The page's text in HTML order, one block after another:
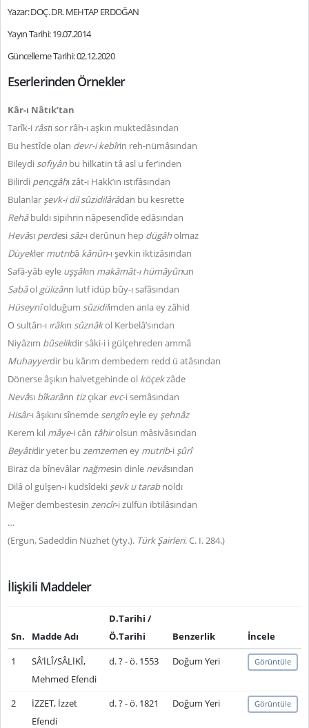
Yazar: DOÇ. DR. MEHTAP ERDOĞAN
Yayın Tarihi: 19.07.2014
Güncelleme Tarihi: 02.12.2020
Eserlerinden Örnekler
Kâr-ı Nâtık’tan
Tarîk-i râstı sor râh-ı aşkın muktedâsından
Bu hestîde olan devr-i kebîrin reh-nümâsından
Bileydi sofiyân bu hilkatin tâ asl u fer’inden
Bilirdi pencgâhı zât-ı Hakk’ın ıstıfâsından
Bulanlar şevk-i dil sûzidilârâdan bu kesrette
Rehâbuldı sipihrin nâpesendîde edâsından
Hevâsı perdesi sâz-ı derûnun hep dügâholmaz
Düyekler mutrıbâ kânûn-ı şevkin iktizâsından
Safâ-yâb eyle uşşâkın makâmât-ı hümâyûnun
Sabâol gülizârın lutf idüp bûy-ı safâsından
Hüseynîolduğum sûzidilimden anla ey zâhid
O sultân-ı ırâkın sûznâkol Kerbelâ’sından
Niyâzım bûselikdir sâki-i i gülçehreden ammâ
Muhayyerdir bu kârım dembedem redd ü atâsından
Dönerse âşıkın halvetgehinde ol köçekzâde
Nevâsı bîkarârın tizçıkar evc-i semâsından
Hisâr-ı âşıkını sînemde sengîneyle ey şehnâz
Kerem kıl mâye-i cân tâhirolsun mâsivâsından
Beyâtidir yeter bu zemzemen ey mutrib-i şûrî
Biraz da bînevâlar nağmesin dinle nevâsından
Dilâ ol gülşen-i kudsîdeki şevk u tarabnoldı
Meğer dembestesin zencîr-i zülfün ibtilâsından
…
(Ergun, Sadeddin Nüzhet (yty.). Türk Şairleri. C. I. 284.)
İlişkili Maddeler
Sn. Madde Adı
D.Tarihi /
Ö.Tarihi
Benzerlik
İncele
1
SÂ’İLÎ/SÂLİKÎ,
Mehmed Efendi
d. ? - ö. 1553 Doğum Yeri Görüntüle
2
İZZET, İzzet
Efendi
d. ? - ö. 1821 Doğum Yeri Görüntüle